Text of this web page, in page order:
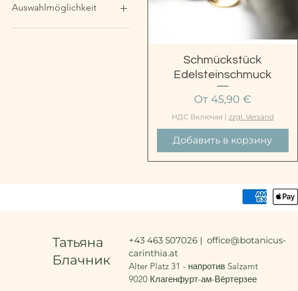
Auswahlmöglichkeit
A20 HD20
Быстрый просмотр
Schmückstück
Edelsteinschmuck
От45,90 €
Цена со скидкой
НДС Включая | zzgl. Versand
Добавить в корзину
Татьяна
Блачник
+43 463 507026 | office@botanicus-
carinthia.at
Alter Platz 31 - напротив Salzamt
9020 Клагенфурт-ам-Вёртерзее